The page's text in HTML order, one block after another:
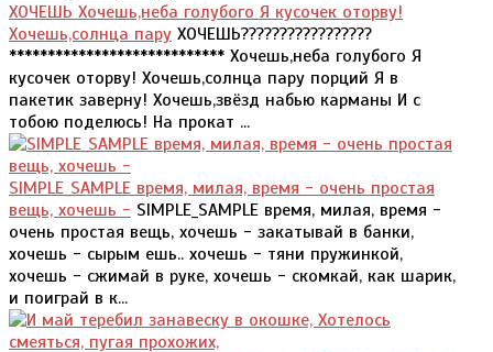
ХОЧЕШЬ Хочешь,неба голубого Я кусочек оторву!
Хочешь,солнца пару ХОЧЕШЬ?????????????????
**************************** Хочешь,неба голубого Я
кусочек оторву! Хочешь,солнца пару порций Я в
пакетик заверну! Хочешь,звёзд набью карманы И с
тобою поделюсь! На прокат ...
SIMPLE_SAMPLE время, милая, время - очень простая
вещь, хочешь - SIMPLE_SAMPLE время, милая, время -
очень простая вещь, хочешь - закатывай в банки,
хочешь - сырым ешь.. хочешь - тяни пружинкой,
хочешь - сжимай в руке, хочешь - скомкай, как шарик,
и поиграй в к...